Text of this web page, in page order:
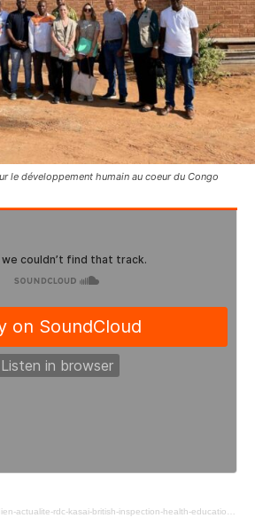
le développement humain au coeur du Congo
rdc-kasai-british-inspection-health-education-achievements-news-15.mp3